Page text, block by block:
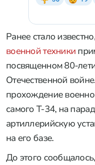
Ранее стало
военной техники
посвященном 80-
Отечественной
прохождение
самого Т-34, на
артиллерийскую
на его базе.
До этого